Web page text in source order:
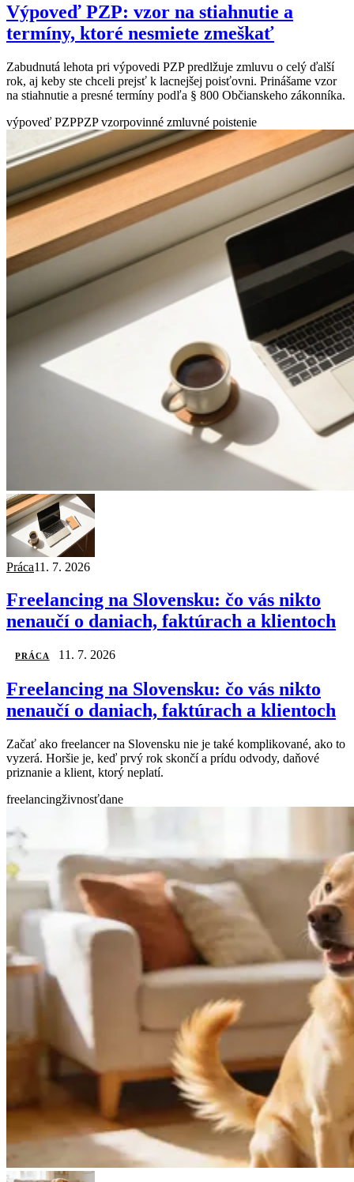
Výpoveď PZP: vzor na stiahnutie a
termíny, ktoré nesmiete zmeškať
Zabudnutá lehota pri výpovedi PZP predlžuje zmluvu o celý ďalší
rok, aj keby ste chceli prejsť k lacnejšej poisťovni. Prinášame vzor
na stiahnutie a presné termíny podľa § 800 Občianskeho zákonníka.
výpoveď PZPPZP vzorpovinné zmluvné poistenie
Práca11. 7. 2026
Freelancing na Slovensku: čo vás nikto
nenaučí o daniach, faktúrach a klientoch
PRÁCA 11. 7. 2026
Freelancing na Slovensku: čo vás nikto
nenaučí o daniach, faktúrach a klientoch
Začať ako freelancer na Slovensku nie je také komplikované, ako to
vyzerá. Horšie je, keď prvý rok skončí a prídu odvody, daňové
priznanie a klient, ktorý neplatí.
freelancingživnosťdane